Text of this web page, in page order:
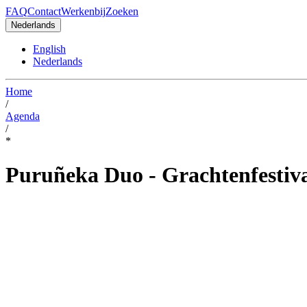
FAQContactWerkenbijZoeken
Nederlands
English
Nederlands
Home
/
Agenda
/
*
Puruñeka Duo -